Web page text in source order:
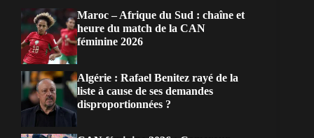
Maroc – Afrique du Sud : chaîne et
heure du match de la CAN
féminine 2026
Algérie : Rafael Benitez rayé de la
liste à cause de ses demandes
disproportionnées ?